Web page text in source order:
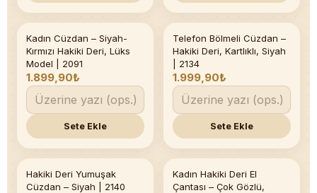
Kadın Cüzdan – Siyah-
Kırmızı Hakiki Deri, Lüks
Model | 2091
1.899,90₺
Sete Ekle
Telefon Bölmeli Cüzdan –
Hakiki Deri, Kartlıklı, Siyah
| 2134
1.999,90₺
Sete Ekle
Hakiki Deri Yumuşak
Cüzdan – Siyah | 2140
Kadın Hakiki Deri El
Çantası – Çok Gözlü,